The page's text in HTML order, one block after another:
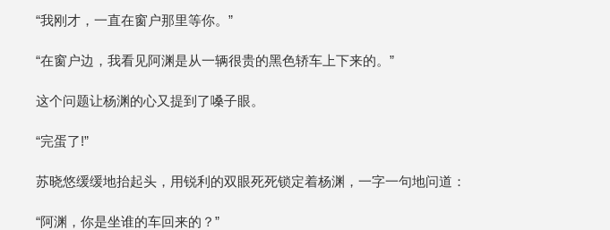
“我刚才，一直在窗户那里等你。”
“在窗户边，我看见阿渊是从一辆很贵的黑色轿车上下来的。”
这个问题让杨渊的心又提到了嗓子眼。
“完蛋了!”
苏晓悠缓缓地抬起头，用锐利的双眼死死锁定着杨渊，一字一句地问道：
“阿渊，你是坐谁的车回来的？”